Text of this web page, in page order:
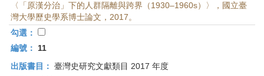
〈「原漢分治」下的人群隔離與跨界（1930–1960s）〉，國立臺
灣大學歷史學系博士論文，2017。
勾選：
編號：
11
出版書目： 臺灣史研究文獻類目 2017 年度